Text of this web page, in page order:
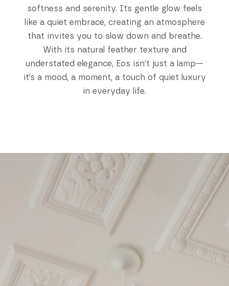
softness and serenity. Its gentle glow feels
like a quiet embrace, creating an atmosphere
that invites you to slow down and breathe.
With its natural feather texture and
understated elegance, Eos isn’t just a lamp—
it’s a mood, a moment, a touch of quiet luxury
in everyday life.